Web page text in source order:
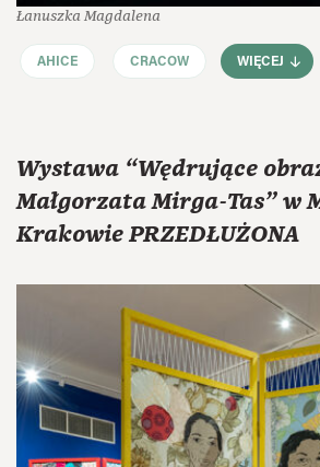
Łanuszka Magdalena
AHICE CRACOW WIĘCEJ
Wystawa “Wędrujące
Małgorzata Mirga-Tas” w
Krakowie PRZEDŁUŻONA